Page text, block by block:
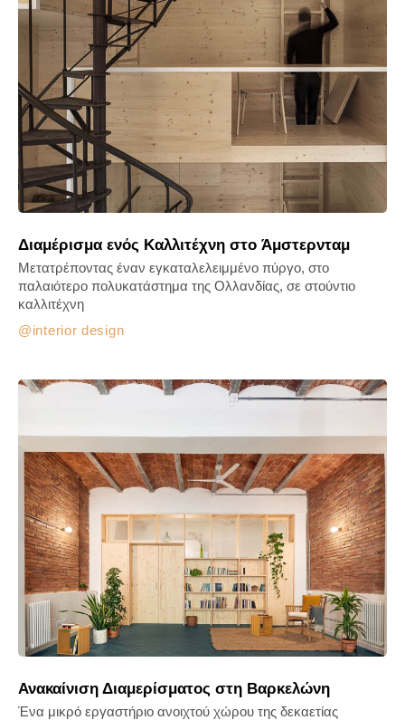
Διαμέρισμα ενός Καλλιτέχνη στo Άμστερνταμ
interior design
Μετατρέποντας έναν εγκαταλελειμμένο πύργο, στο
παλαιότερο πολυκατάστημα της Ολλανδίας, σε στούντιο
καλλιτέχνη
Ανακαίνιση Διαμερίσματος στη Βαρκελώνη
Ένα μικρό εργαστήριο ανοιχτού χώρου της δεκαετίας